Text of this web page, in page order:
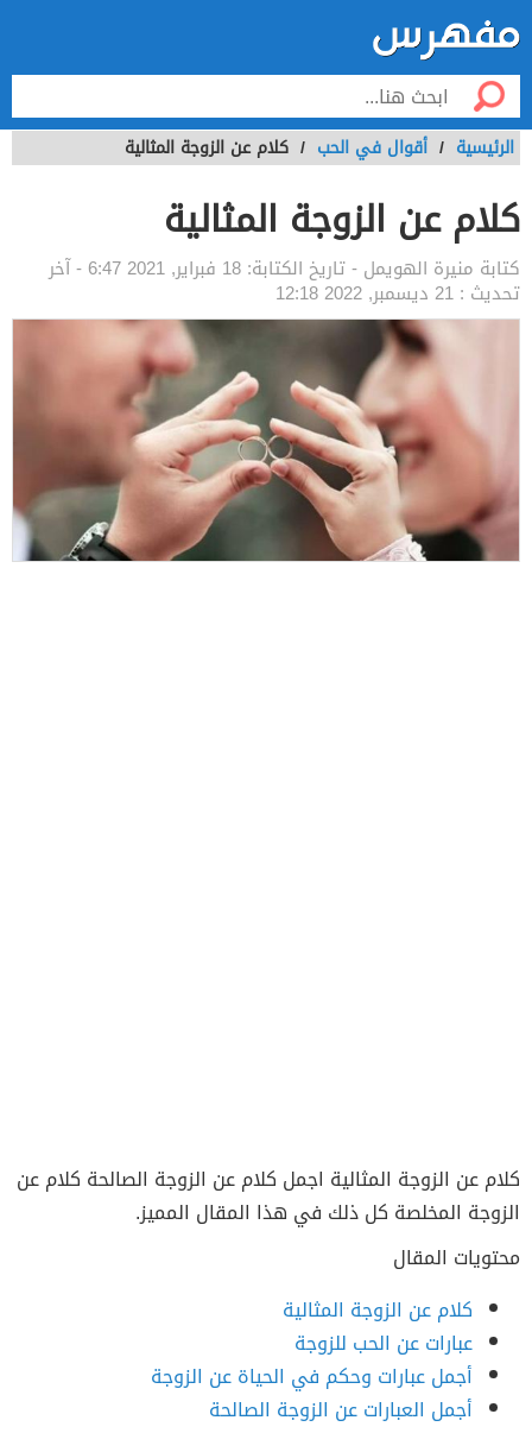
الرئيسية / أقوال في الحب / كلام عن الزوجة المثالية
كلام عن الزوجة المثالية
كتابة منيرة الهويمل - تاريخ الكتابة: 18 فبراير, 2021 6:47 - آخر
تحديث : 21 ديسمبر, 2022 12:18
كلام عن الزوجة المثالية اجمل كلام عن الزوجة الصالحة كلام عن
الزوجة المخلصة كل ذلك في هذا المقال المميز.
محتويات المقال
كلام عن الزوجة المثالية
عبارات عن الحب للزوجة
أجمل عبارات وحكم في الحياة عن الزوجة
أجمل العبارات عن الزوجة الصالحة